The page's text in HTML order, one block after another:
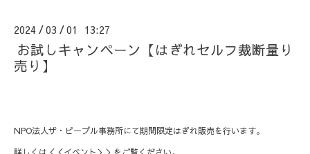
ョ
ン
2024 /03 /01 13:27
お試しキャンペーン【はぎれセルフ裁断量り
売り】
NPO法人ザ・ピープル事務所にて期間限定はぎれ販売を行います。
詳しくは＜＜イベント＞＞をご覧ください。